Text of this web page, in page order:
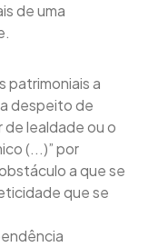
de uma
patrimoniais a
despeito de
de lealdade ou o
(...)” por
a que se
que se